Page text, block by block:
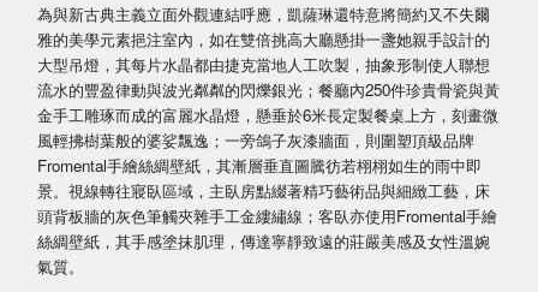
為與新古典主義立面外觀連結呼應，凱薩琳還特意將簡約又不失爾
雅的美學元素挹注室內，如在雙倍挑高大廳懸掛一盞她親手設計的
大型吊燈，其每片水晶都由捷克當地人工吹製，抽象形制使人聯想
流水的豐盈律動與波光粼粼的閃爍銀光；餐廳內250件珍貴骨瓷與黃
金手工雕琢而成的富麗水晶燈，懸垂於6米長定製餐桌上方，刻畫微
風輕拂樹葉般的婆娑飄逸；一旁鴿子灰漆牆面，則圍塑頂級品牌
Fromental手繪絲綢壁紙，其漸層垂直圖騰彷若栩栩如生的雨中即
景。視線轉往寢臥區域，主臥房點綴著精巧藝術品與細緻工藝，床
頭背板牆的灰色筆觸夾雜手工金縷繡線；客臥亦使用Fromental手繪
絲綢壁紙，其手感塗抹肌理，傳達寧靜致遠的莊嚴美感及女性溫婉
氣質。